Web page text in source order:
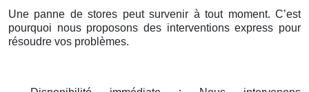
Une panne de stores peut survenir à tout moment. C’est
pourquoi nous proposons des interventions express pour
résoudre vos problèmes.